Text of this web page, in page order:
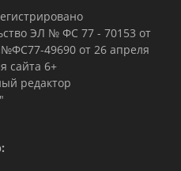
ЭЛ № ФС 77 - 70153 от
49690 от 26 апреля
сайта 6+
редактор